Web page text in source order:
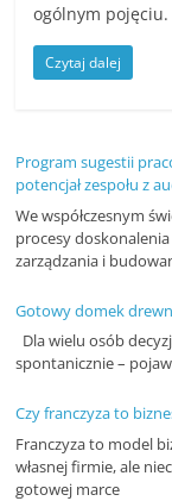
ogólnym pojęciu.
Czytaj dalej
Program sugestii
potencjał zespołu z
We współczesnym
procesy
zarządzania i
Gotowy domek
Dla wielu osób
spontanicznie –
Czy franczyza to
Franczyza to model
własnej firmie, ale
gotowej marce